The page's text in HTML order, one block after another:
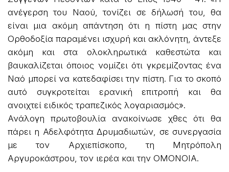
ανέγερση του Ναού, τονίζει σε δήλωσή του, θα
είναι μια ακόμη απάντηση ότι η πίστη μας στην
Ορθοδοξία παραμένει ισχυρή και ακλόνητη, άντεξε
ακόμη και στα ολοκληρωτικά καθεστώτα και
βαυκαλίζεται όποιος νομίζει ότι γκρεμίζοντας ένα
Ναό μπορεί να κατεδαφίσει την πίστη. Για το σκοπό
αυτό συγκροτείται ερανική επιτροπή και θα
ανοιχτεί ειδικός τραπεζικός λογαριασμός».
Ανάλογη πρωτοβουλία ανακοίνωσε χθες ότι θα
πάρει η Αδελφότητα Δρυμαδιωτών, σε συνεργασία
με τον Αρχιεπίσκοπο, τη Μητρόπολη
Αργυροκάστρου, τον ιερέα και την ΟΜΟΝΟΙΑ.